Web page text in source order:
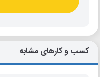
کسب و کارهای مشابه